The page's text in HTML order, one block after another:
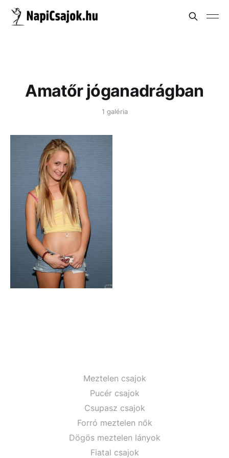
Amatőr jóganadrágban
1 galéria
Meztelen csajok
Pucér csajok
Csupasz csajok
Forró meztelen nők
Dögös meztelen lányok
Fiatal csajok